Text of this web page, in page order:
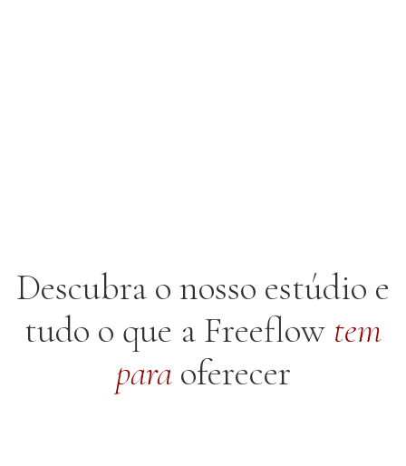
Descubra o nosso estúdio e
tudo o que a Freeflow tem
paraoferecer